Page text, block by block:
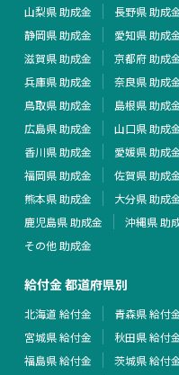
山梨県 助成金
長野県 助成
静岡県 助成金
愛知県 助成
滋賀県 助成金
京都府 助成
兵庫県 助成金
奈良県 助成
鳥取県 助成金
島根県 助成
広島県 助成金
山口県 助成
香川県 助成金
愛媛県 助成
福岡県 助成金
佐賀県 助成
熊本県 助成金
大分県 助成
鹿児島県 助成金
沖縄県 助
その他 助成金
給付金 都道府県別
北海道 給付金 青森県 給付
宮城県 給付金
秋田県 給付
福島県 給付金
茨城県 給付